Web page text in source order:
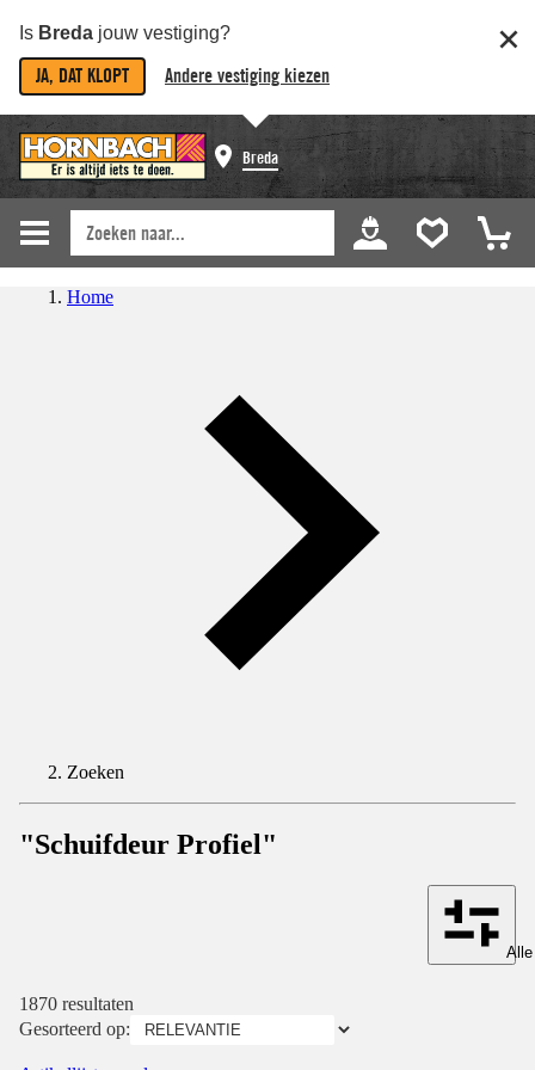
Is Breda jouw vestiging?
JA, DAT KLOPT Andere vestiging kiezen
Breda
Home
Zoeken
"Schuifdeur Profiel"
1870 resultaten
Gesorteerd op: